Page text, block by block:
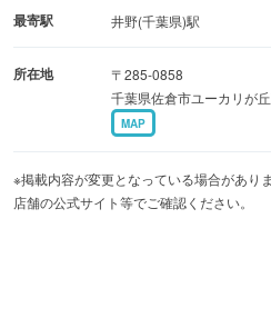
最寄駅 井野(千葉県)駅
所在地
〒285-0858
千葉県佐倉市ユーカリが
MAP
※掲載内容が変更となっている場合があり
店舗の公式サイト等でご確認ください。